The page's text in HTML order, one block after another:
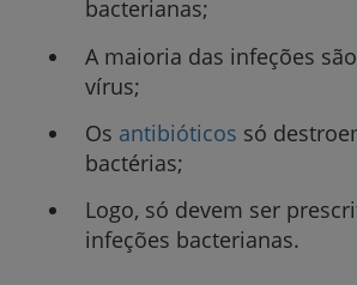
bacterianas;
A maioria das infeções
vírus;
Os antibióticos só
bactérias;
Logo, só devem ser
infeções bacterianas.